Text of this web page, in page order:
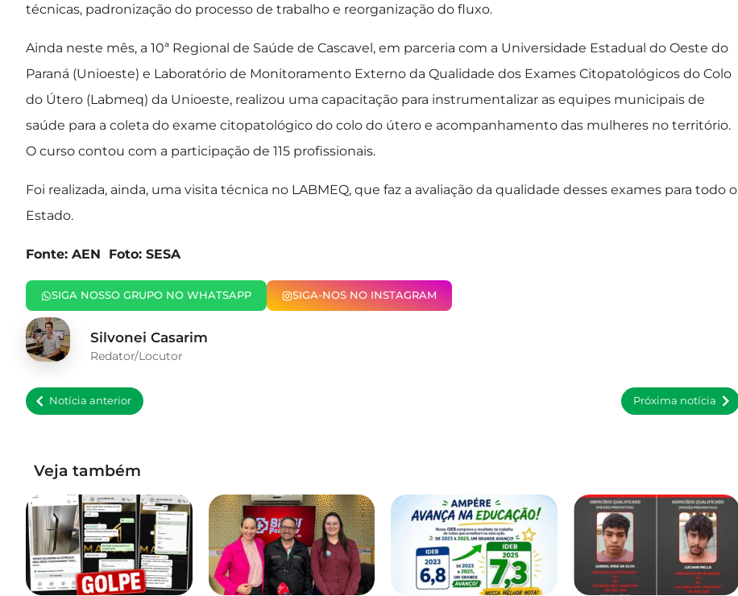
técnicas, padronização do processo de trabalho e reorganização do fluxo.
Ainda neste mês, a 10ª Regional de Saúde de Cascavel, em parceria com a Universidade Estadual do Oeste do
Paraná (Unioeste) e Laboratório de Monitoramento Externo da Qualidade dos Exames Citopatológicos do Colo
do Útero (Labmeq) da Unioeste, realizou uma capacitação para instrumentalizar as equipes municipais de
saúde para a coleta do exame citopatológico do colo do útero e acompanhamento das mulheres no território.
O curso contou com a participação de 115 profissionais.
Foi realizada, ainda, uma visita técnica no LABMEQ, que faz a avaliação da qualidade desses exames para todo o
Estado.
Fonte: AEN Foto: SESA
SIGA NOSSO GRUPO NO WHATSAPP SIGA-NOS NO INSTAGRAM
Silvonei Casarim
Redator/Locutor
Notícia anterior Próxima notícia
Veja também